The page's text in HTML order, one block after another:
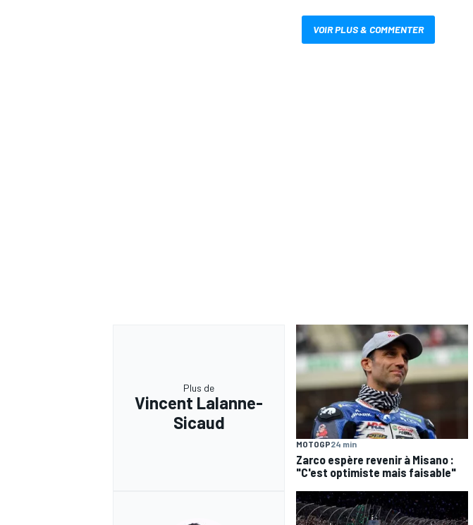
VOIR PLUS & COMMENTER
Plus de
Vincent Lalanne-
Sicaud
MOTOGP24 min
Zarco espère revenir à Misano :
"C'est optimiste mais faisable"